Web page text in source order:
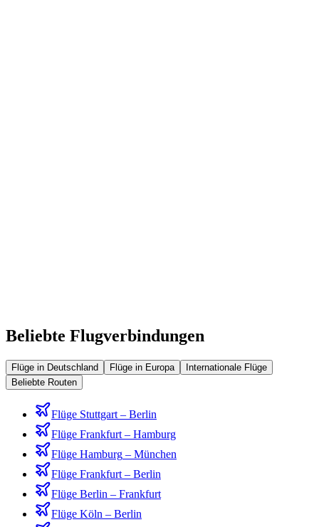
Beliebte Flugverbindungen
Flüge in Deutschland Flüge in Europa
Internationale Flüge
Beliebte Routen
Flüge Stuttgart – Berlin
Flüge Frankfurt – Hamburg
Flüge Hamburg – München
Flüge Frankfurt – Berlin
Flüge Berlin – Frankfurt
Flüge Köln – Berlin